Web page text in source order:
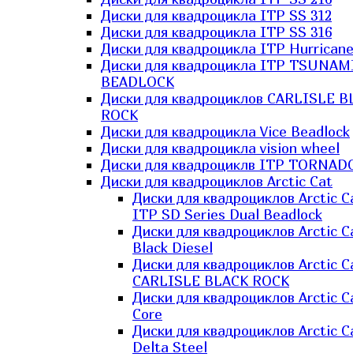
Диски для квадроцикла ITP SS 312
Диски для квадроцикла ITP SS 316
Диски для квадроцикла ITP Hurricane
Диски для квадроцикла ITP
BEADLOCK
Диски для квадроциклов CARLISLE
ROCK
Диски для квадроцикла Vice Beadlock
Диски для квадроцикла vision wheel
Диски для квадроциклв ITP
Диски для квадроциклов Arctic Cat
Диски для квадроциклов Arctic
ITP SD Series Dual Beadlock
Диски для квадроциклов Arctic
Black Diesel
Диски для квадроциклов Arctic
CARLISLE BLACK ROCK
Диски для квадроциклов Arctic
Core
Диски для квадроциклов Arctic
Delta Steel